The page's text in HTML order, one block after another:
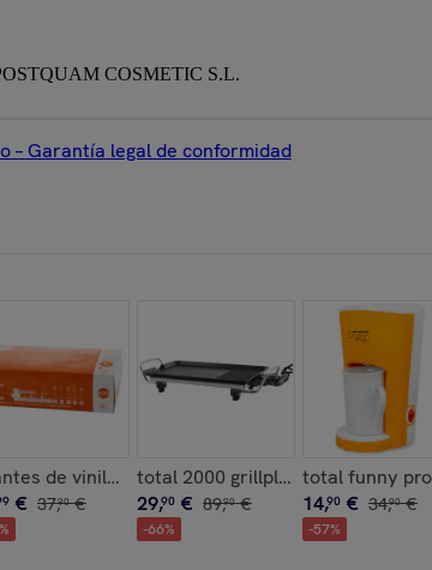
COSMETIC S.L.
– Garantía legal de conformidad
de vinilo sin polvo ecologicos caja de 100
€ 37,90 €
%
total 2000 grillplate
29,90 € 89,90 €
-66%
total funny
14,90 € 34,90 €
-57%